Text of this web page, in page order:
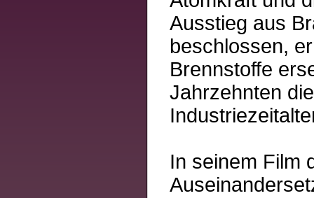
Ausstieg aus
beschlossen,
Brennstoffe
Jahrzehnten
In seinem Film